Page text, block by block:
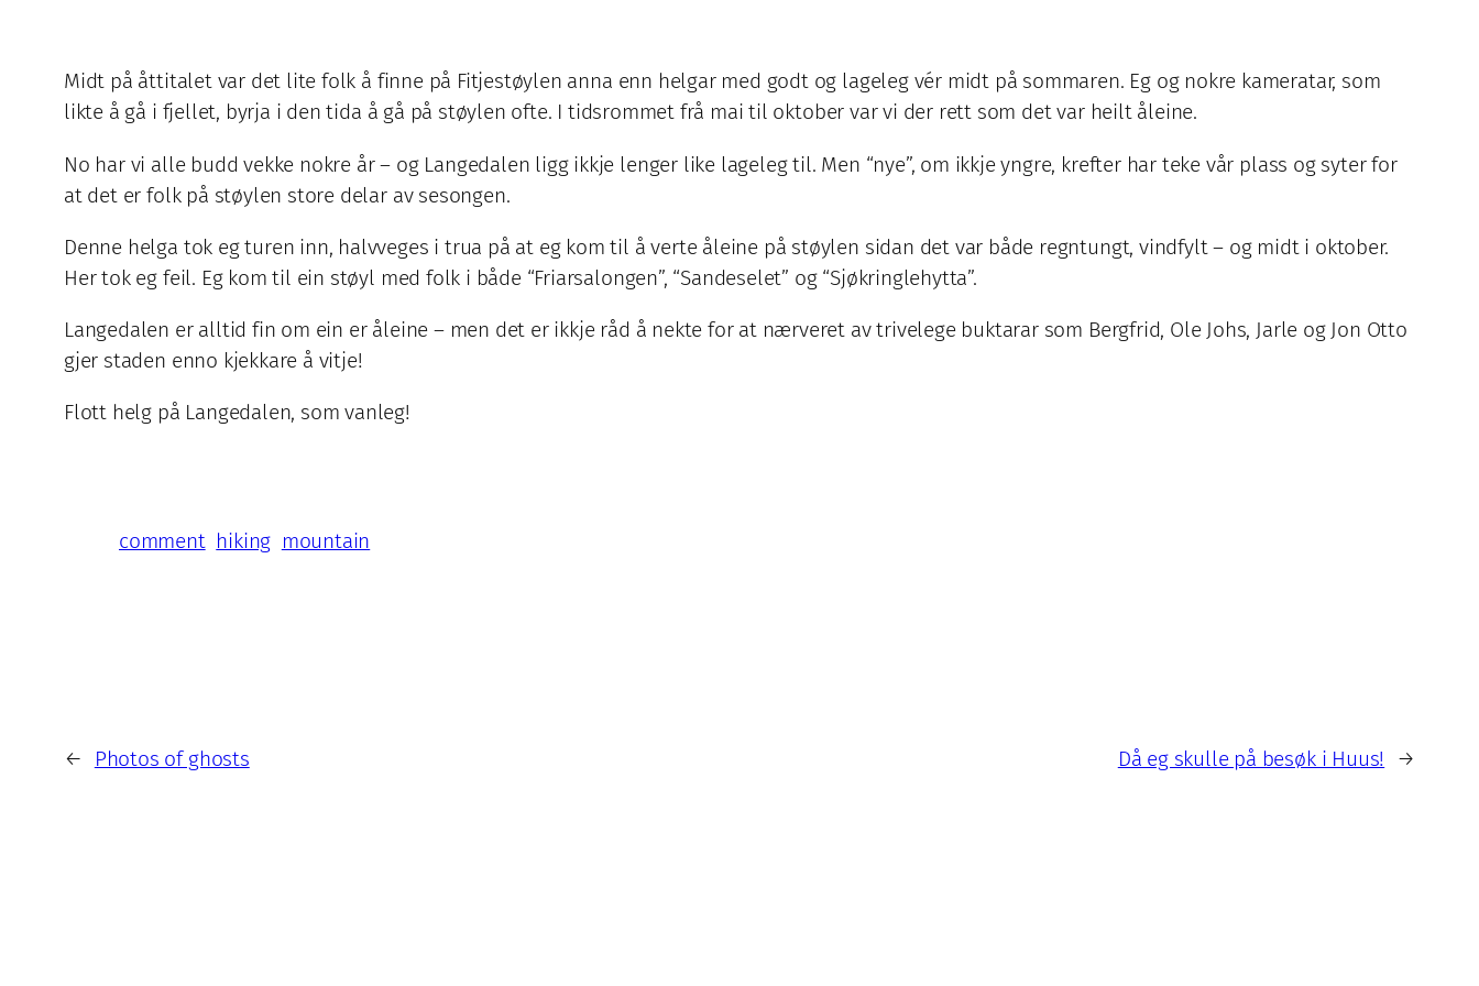
Midt på åttitalet var det lite folk å finne på Fitjestøylen anna enn helgar med godt og lageleg vér midt på sommaren. Eg og nokre kameratar, som
likte å gå i fjellet, byrja i den tida å gå på støylen ofte. I tidsrommet frå mai til oktober var vi der rett som det var heilt åleine.
No har vi alle budd vekke nokre år – og Langedalen ligg ikkje lenger like lageleg til. Men “nye”, om ikkje yngre, krefter har teke vår plass og syter for
at det er folk på støylen store delar av sesongen.
Denne helga tok eg turen inn, halvveges i trua på at eg kom til å verte åleine på støylen sidan det var både regntungt, vindfylt – og midt i oktober.
Her tok eg feil. Eg kom til ein støyl med folk i både “Friarsalongen”, “Sandeselet” og “Sjøkringlehytta”.
Langedalen er alltid fin om ein er åleine – men det er ikkje råd å nekte for at nærveret av trivelege buktarar som Bergfrid, Ole Johs, Jarle og Jon Otto
gjer staden enno kjekkare å vitje!
Flott helg på Langedalen, som vanleg!
comment hiking mountain
← Photos of ghosts Då eg skulle på besøk i Huus! →